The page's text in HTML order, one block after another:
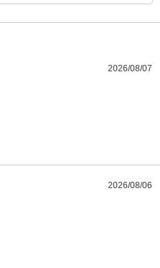
2026/08/07
2026/08/06